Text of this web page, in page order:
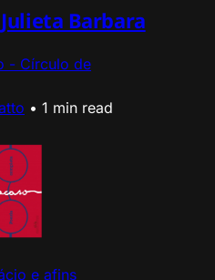
Barbara
- Círculo de
• 1 min read
e afins